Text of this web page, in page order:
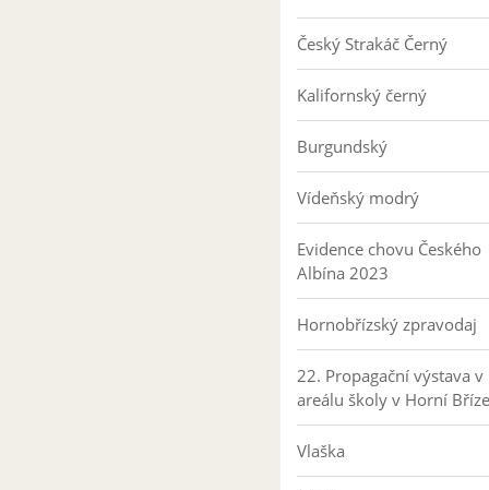
Český Strakáč Černý
Kalifornský černý
Burgundský
Vídeňský modrý
Evidence chovu Českého
Albína 2023
Hornobřízský zpravodaj
22. Propagační výstava v
areálu školy v Horní Bříze
Vlaška